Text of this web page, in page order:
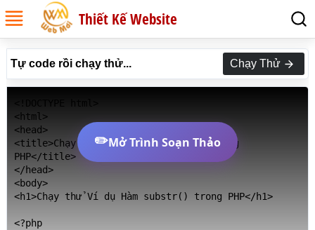
Thiết Kế Website
Tự code rồi chạy thử... Chạy Thử
<html>
<head>
<title>Chạy thử Ví dụ Hàm substr() trong
PHP</title>
</head>
<body>
<h1>Chạy thử Ví dụ Hàm substr() trong PHP</h1>
<?php
✏️Mở Trình Soạn Thảo